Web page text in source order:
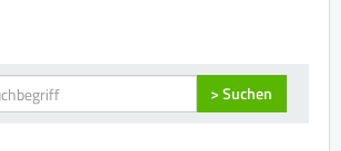
> Suchen